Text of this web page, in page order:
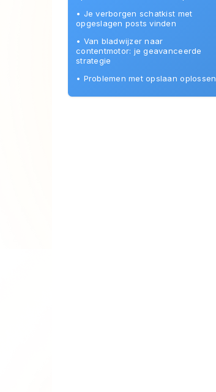
• Je verborgen schatkist met
opgeslagen posts vinden
• Van bladwijzer naar
contentmotor: je geavanceerde
strategie
• Problemen met opslaan oplossen